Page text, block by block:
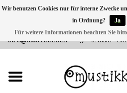
VERSANDKOSTEN 0 CHF INNERHALB CH |
INFO@MUSTIKKA.CH
0 Artikel -
NEU BEI UNS
SHOP - A PIECE OF
FINLAND FOR YOU
Wir benutzen Cookies nur für interne Zwecke
in Ordnung?
Ja
Für weitere Informationen beachten Sie